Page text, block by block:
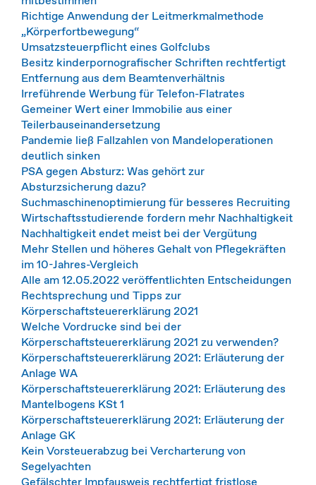
Richtige Anwendung der Leitmerkmalmethode
„Körperfortbewegung“
Umsatzsteuerpflicht eines Golfclubs
Besitz kinderpornografischer Schriften rechtfertigt
Entfernung aus dem Beamtenverhältnis
Irreführende Werbung für Telefon-Flatrates
Gemeiner Wert einer Immobilie aus einer
Teilerbauseinandersetzung
Pandemie ließ Fallzahlen von Mandeloperationen
deutlich sinken
PSA gegen Absturz: Was gehört zur
Absturzsicherung dazu?
Suchmaschinenoptimierung für besseres Recruiting
Wirtschaftsstudierende fordern mehr Nachhaltigkeit
Nachhaltigkeit endet meist bei der Vergütung
Mehr Stellen und höheres Gehalt von Pflegekräften
im 10-Jahres-Vergleich
Alle am 12.05.2022 veröffentlichten Entscheidungen
Rechtsprechung und Tipps zur
Körperschaftsteuererklärung 2021
Welche Vordrucke sind bei der
Körperschaftsteuererklärung 2021 zu verwenden?
Körperschaftsteuererklärung 2021: Erläuterung der
Anlage WA
Körperschaftsteuererklärung 2021: Erläuterung des
Mantelbogens KSt 1
Körperschaftsteuererklärung 2021: Erläuterung der
Anlage GK
Kein Vorsteuerabzug bei Vercharterung von
Segelyachten
Gefälschter Impfausweis rechtfertigt fristlose